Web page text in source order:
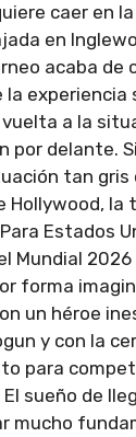
caer en
en
acaba de
experiencia
a la
por delante.
tan gris
Hollywood, la
Estados
Mundial
forma
un héroe
y con la
para
sueño de
mucho